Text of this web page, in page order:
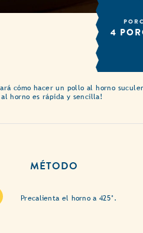
4
cómo hacer un pollo al horno
horno es rápida y sencilla!
MÉTODO
Precalienta el horno a 425°.